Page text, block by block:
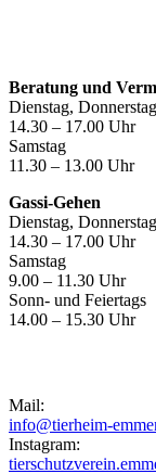
Beratung und
Dienstag,
14.30 – 17.00 Uhr
Samstag
11.30 – 13.00 Uhr
Gassi-Gehen
Dienstag,
14.30 – 17.00 Uhr
Samstag
9.00 – 11.30 Uhr
Sonn- und Feiertags
14.00 – 15.30 Uhr
Mail:
info@tierheim-
Instagram: